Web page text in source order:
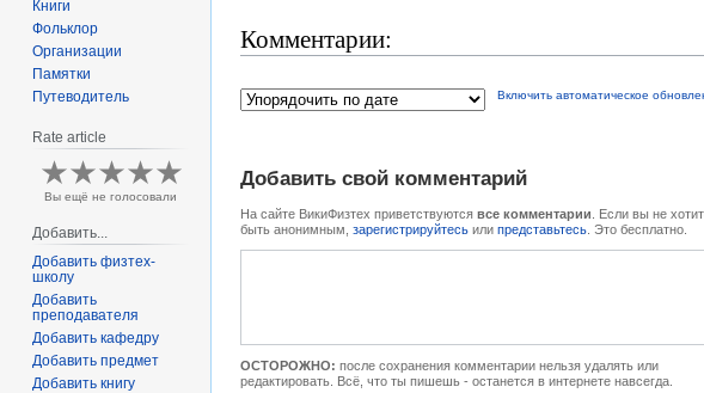
Комментарии:
Включить автоматическое
Добавить свой комментарий
На сайте ВикиФизтех приветствуются все комментарии . Если вы не
быть анонимным, зарегистрируйтесь или представьтесь . Это бесплатно.
ОСТОРОЖНО: после сохранения комментарии нельзя удалять или
редактировать. Всё, что ты пишешь - останется в интернете навсегда.
Книги
Фольклор
Организации
Памятки
Путеводитель
Rate article
Вы ещё не голосовали
Добавить...
Добавить физтех-
школу
Добавить
преподавателя
Добавить кафедру
Добавить предмет
Добавить книгу